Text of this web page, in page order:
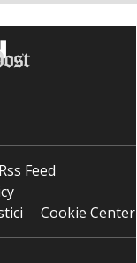
Rss Feed
Cookie Center